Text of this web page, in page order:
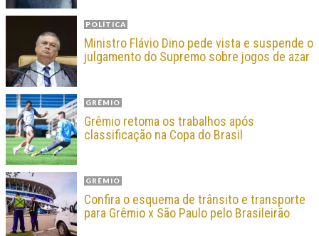
POLÍTICA
Ministro Flávio Dino pede vista e suspende o
julgamento do Supremo sobre jogos de azar
GRÊMIO
Grêmio retoma os trabalhos após
classificação na Copa do Brasil
GRÊMIO
Confira o esquema de trânsito e transporte
para Grêmio x São Paulo pelo Brasileirão